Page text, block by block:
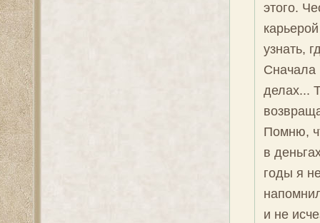
этого.
узнать,
Сначала
делах...
Помню,
в
годы я
и не